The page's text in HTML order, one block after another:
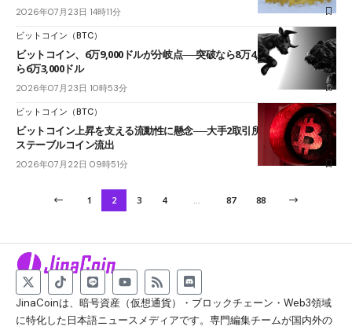
2026年07月23日 14時11分
ビットコイン（BTC）
ビットコイン、6万9,000ドルが分岐点──突破なら8万4,000ドル、失敗な
ら6万3,000ドル
2026年07月23日 10時53分
ビットコイン（BTC）
ビットコイン上昇を支える流動性に懸念──大手2取引所で約3,800億円の
ステーブルコイン流出
2026年07月22日 09時51分
1 2 3 4 87 88
JinaCoinは、暗号資産（仮想通貨）・ブロックチェーン・Web3領域
に特化した日本語ニュースメディアです。専門編集チームが国内外の